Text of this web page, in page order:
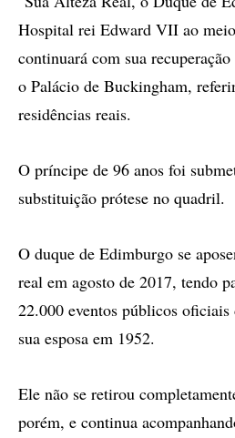
Hospital rei Edward VII ao
continuará com sua
o Palácio de Buckingham,
residências reais.
O príncipe de 96 anos foi
substituição prótese no quadril.
O duque de Edimburgo se
real em agosto de 2017, tendo
22.000 eventos públicos oficiais
sua esposa em 1952.
Ele não se retirou
porém, e continua